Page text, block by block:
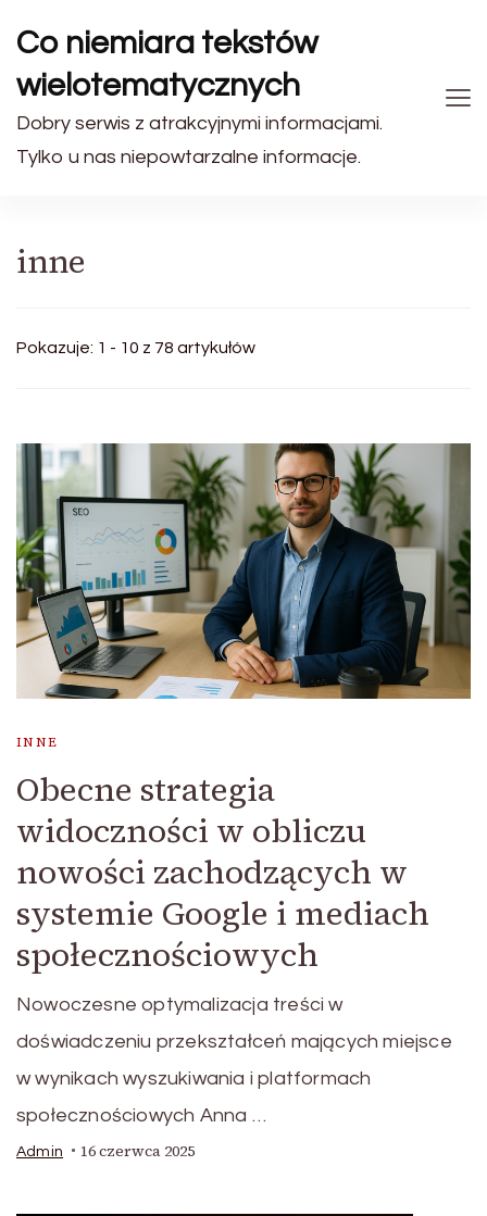
Co niemiara tekstów
wielotematycznych
Dobry serwis z atrakcyjnymi informacjami.
Tylko u nas niepowtarzalne informacje.
inne
Pokazuje: 1 - 10 z 78 artykułów
INNE
Obecne strategia
widoczności w obliczu
nowości zachodzących w
systemie Google i mediach
społecznościowych
Nowoczesne optymalizacja treści w
doświadczeniu przekształceń mających miejsce
w wynikach wyszukiwania i platformach
społecznościowych Anna …
Admin 16 czerwca 2025